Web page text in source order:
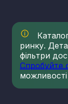
ринку.
фільтри
Спробуйте